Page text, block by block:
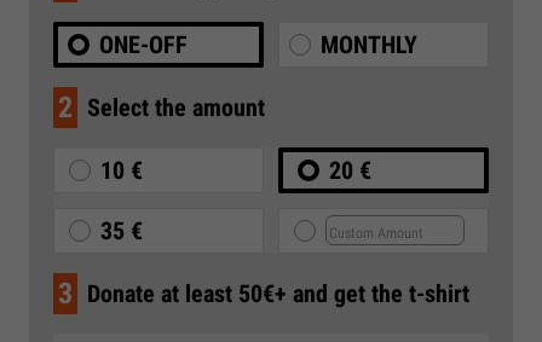
ONE-OFF MONTHLY
2 Select the amount
10 € 20 €
35 €
3 Donate at least 50€+ and get the t-shirt